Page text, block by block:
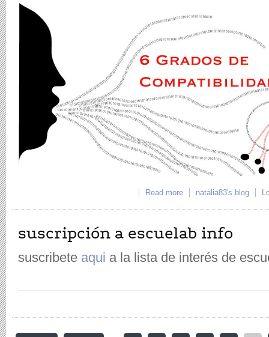
Read more about Proyecto de fin
natalia83's blog
suscripción a escuelab info
suscribete aqui a la lista de interés de
Pages